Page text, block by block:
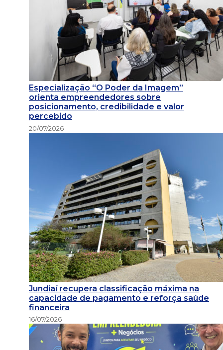
Especialização “O Poder da Imagem”
orienta empreendedores sobre
posicionamento, credibilidade e valor
percebido
20/07/2026
Jundiaí recupera classificação máxima na
capacidade de pagamento e reforça saúde
financeira
16/07/2026